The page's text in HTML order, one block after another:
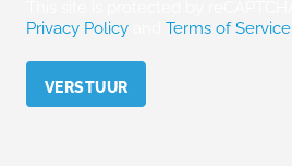
Privacy Policy
Terms of Service